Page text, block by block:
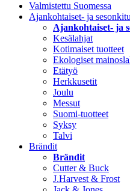
Valmistettu Suomessa
Ajankohtaiset- ja
Ajankohtaiset- ja
Kesälahjat
Kotimaiset tuotteet
Ekologiset
Etätyö
Herkkusetit
Joulu
Messut
Suomi-tuotteet
Syksy
Talvi
Brändit
Brändit
Cutter & Buck
J.Harvest & Frost